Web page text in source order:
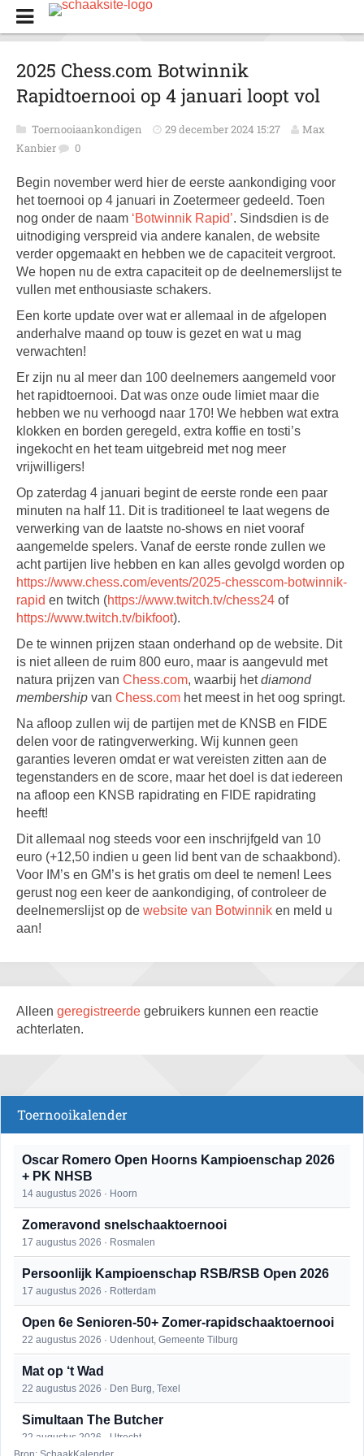
2025 Chess.com Botwinnik
Rapidtoernooi op 4 januari loopt vol
Toernooiaankondigen 29 december 2024 15:27
Max
Kanbier
0
Begin november werd hier de eerste aankondiging voor
het toernooi op 4 januari in Zoetermeer gedeeld. Toen
nog onder de naam ‘Botwinnik Rapid’. Sindsdien is de
uitnodiging verspreid via andere kanalen, de website
verder opgemaakt en hebben we de capaciteit vergroot.
We hopen nu de extra capaciteit op de deelnemerslijst te
vullen met enthousiaste schakers.
Een korte update over wat er allemaal in de afgelopen
anderhalve maand op touw is gezet en wat u mag
verwachten!
Er zijn nu al meer dan 100 deelnemers aangemeld voor
het rapidtoernooi. Dat was onze oude limiet maar die
hebben we nu verhoogd naar 170! We hebben wat extra
klokken en borden geregeld, extra koffie en tosti’s
ingekocht en het team uitgebreid met nog meer
vrijwilligers!
Op zaterdag 4 januari begint de eerste ronde een paar
minuten na half 11. Dit is traditioneel te laat wegens de
verwerking van de laatste no-shows en niet vooraf
aangemelde spelers. Vanaf de eerste ronde zullen we
acht partijen live hebben en kan alles gevolgd worden op
https://www.chess.com/events/2025-chesscom-botwinnik-
rapid en twitch (https://www.twitch.tv/chess24 of
https://www.twitch.tv/bikfoot).
De te winnen prijzen staan onderhand op de website. Dit
is niet alleen de ruim 800 euro, maar is aangevuld met
natura prijzen van Chess.com, waarbij hetdiamond
membership van Chess.com het meest in het oog springt.
Na afloop zullen wij de partijen met de KNSB en FIDE
delen voor de ratingverwerking. Wij kunnen geen
garanties leveren omdat er wat vereisten zitten aan de
tegenstanders en de score, maar het doel is dat iedereen
na afloop een KNSB rapidrating en FIDE rapidrating
heeft!
Dit allemaal nog steeds voor een inschrijfgeld van 10
euro (+12,50 indien u geen lid bent van de schaakbond).
Voor IM’s en GM’s is het gratis om deel te nemen! Lees
gerust nog een keer de aankondiging, of controleer de
deelnemerslijst op de website van Botwinnik en meld u
aan!
Alleen geregistreerde gebruikers kunnen een reactie
achterlaten.
Toernooikalender
Oscar Romero Open Hoorns Kampioenschap 2026
+ PK NHSB
14 augustus 2026 · Hoorn
Zomeravond snelschaaktoernooi
17 augustus 2026 · Rosmalen
Persoonlijk Kampioenschap RSB/RSB Open 2026
17 augustus 2026 · Rotterdam
Open 6e Senioren-50+ Zomer-rapidschaaktoernooi
22 augustus 2026 · Udenhout, Gemeente Tilburg
Mat op ‘t Wad
22 augustus 2026 · Den Burg, Texel
Simultaan The Butcher
22 augustus 2026 · Utrecht